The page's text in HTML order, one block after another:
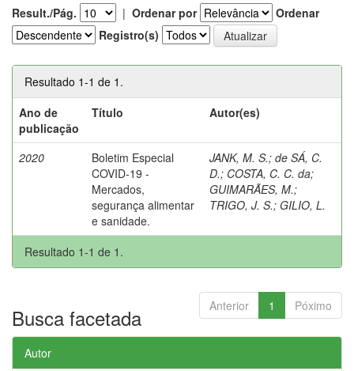
Result./Pág. | Ordenar por
Ordenar
Registro(s)
Resultado 1-1 de 1.
Ano de
publicação
Título Autor(es)
2020
Boletim Especial
COVID-19 -
Mercados,
segurança alimentar
e sanidade.
JANK, M. S.; de SÁ, C.
D.; COSTA, C. C. da;
GUIMARÃES, M.;
TRIGO, J. S.; GILIO, L.
Resultado 1-1 de 1.
Anterior 1 Póximo
Busca facetada
Autor